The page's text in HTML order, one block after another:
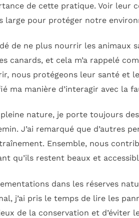
de cette pratique. Voir leur
large pour protéger notre
de ne plus nourrir les animaux
canards, et cela m’a rappelé
nous protégeons leur santé et
ma manière d’interagir avec la
nature, je porte toujours
J’ai remarqué que d’autres
Ensemble, nous
qu’ils restent beaux et
dans les réserves
j’ai pris le temps de lire les
de la conservation et d’éviter